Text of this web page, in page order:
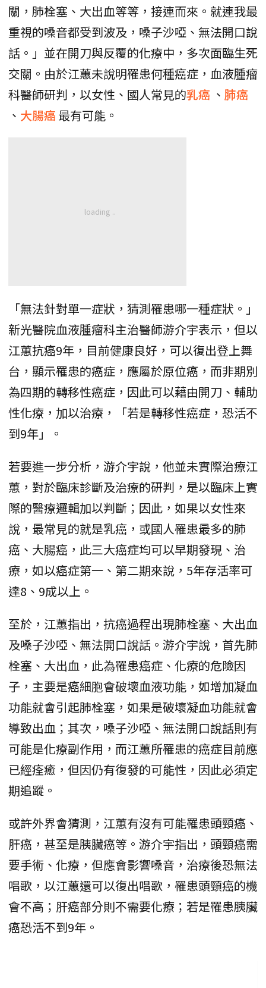
關，肺栓塞、大出血等等，接連而來。就連我最
重視的嗓音都受到波及，嗓子沙啞、無法開口說
話。」並在開刀與反覆的化療中，多次面臨生死
交關。由於江蕙未說明罹患何種癌症，血液腫瘤
科醫師研判，以女性、國人常見的乳癌 、 肺癌
、 大腸癌 最有可能。
「無法針對單一症狀，猜測罹患哪一種症狀。」
新光醫院血液腫瘤科主治醫師游介宇表示，但以
江蕙抗癌9年，目前健康良好，可以復出登上舞
台，顯示罹患的癌症，應屬於原位癌，而非期別
為四期的轉移性癌症，因此可以藉由開刀、輔助
性化療，加以治療，「若是轉移性癌症，恐活不
到9年」。
若要進一步分析，游介宇說，他並未實際治療江
蕙，對於臨床診斷及治療的研判，是以臨床上實
際的醫療邏輯加以判斷；因此，如果以女性來
說，最常見的就是乳癌，或國人罹患最多的肺
癌、大腸癌，此三大癌症均可以早期發現、治
療，如以癌症第一、第二期來說，5年存活率可
達8、9成以上。
至於，江蕙指出，抗癌過程出現肺栓塞、大出血
及嗓子沙啞、無法開口說話。游介宇說，首先肺
栓塞、大出血，此為罹患癌症、化療的危險因
子，主要是癌細胞會破壞血液功能，如增加凝血
功能就會引起肺栓塞，如果是破壞凝血功能就會
導致出血；其次，嗓子沙啞、無法開口說話則有
可能是化療副作用，而江蕙所罹患的癌症目前應
已經痊癒，但因仍有復發的可能性，因此必須定
期追蹤。
或許外界會猜測，江蕙有沒有可能罹患頭頸癌、
肝癌，甚至是胰臟癌等。游介宇指出，頭頸癌需
要手術、化療，但應會影響嗓音，治療後恐無法
唱歌，以江蕙還可以復出唱歌，罹患頭頸癌的機
會不高；肝癌部分則不需要化療；若是罹患胰臟
癌恐活不到9年。